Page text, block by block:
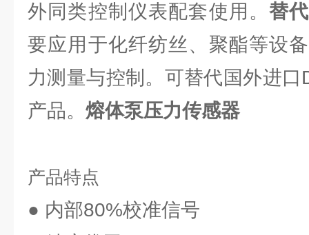
外同类控制仪表配套使用。替
要应用于化纤纺丝、聚酯等设
力测量与控制。可替代国外进
产品。 熔体泵压力传感器
产品特点
● 内部80%校准信号